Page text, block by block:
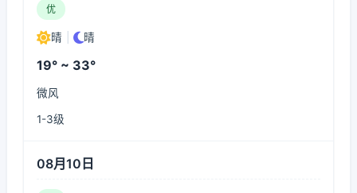
优
晴 晴
19° ~ 33°
微风
1-3级
08月10日